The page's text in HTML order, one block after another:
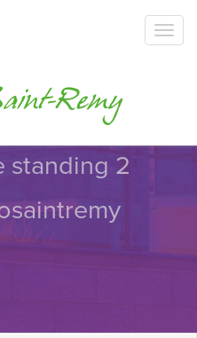
standing 2